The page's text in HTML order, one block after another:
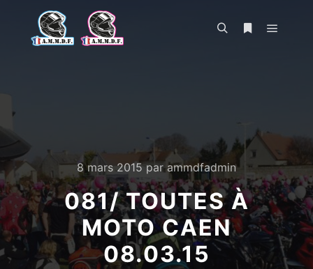
8 mars 2015parammdfadmin
081/ TOUTES À
MOTO CAEN
08.03.15